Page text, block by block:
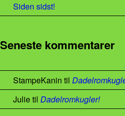
Siden sidst!
Seneste kommentarer
StampeKanin til
Julietil Dadelromkugler!